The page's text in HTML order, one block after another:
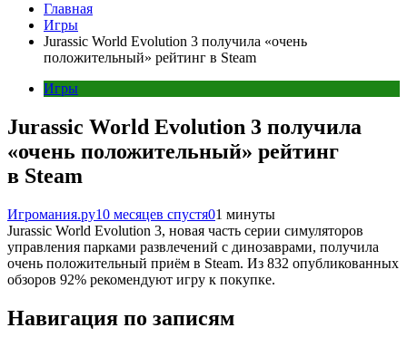
Главная
Игры
Jurassic World Evolution 3 получила «очень
положительный» рейтинг в Steam
Игры
Jurassic World Evolution 3 получила
«очень положительный» рейтинг
в Steam
Игромания.ру10 месяцев спустя01 минуты
Jurassic World Evolution 3, новая часть серии симуляторов
управления парками развлечений с динозаврами, получила
очень положительный приём в Steam. Из 832 опубликованных
обзоров 92% рекомендуют игру к покупке.
Навигация по записям